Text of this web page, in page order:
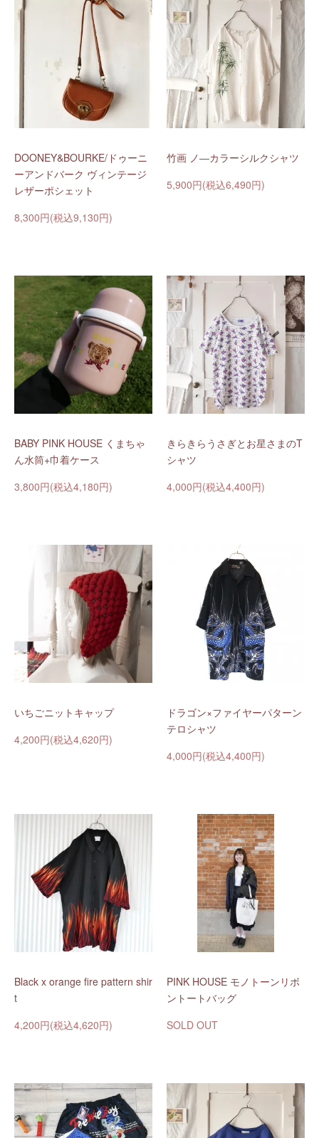
DOONEY&BOURKE/ドゥーニ
ーアンドバーク ヴィンテージ
レザーポシェット
8,300円(税込9,130円)
竹画 ノ―カラーシルクシャツ
5,900円(税込6,490円)
BABY PINK HOUSE くまちゃ
ん水筒+巾着ケース
3,800円(税込4,180円)
きらきらうさぎとお星さまのT
シャツ
4,000円(税込4,400円)
いちごニットキャップ
4,200円(税込4,620円)
ドラゴン×ファイヤーパターン
テロシャツ
4,000円(税込4,400円)
Black x orange fire pattern shir
t
4,200円(税込4,620円)
PINK HOUSE モノトーンリボ
ントートバッグ
SOLD OUT